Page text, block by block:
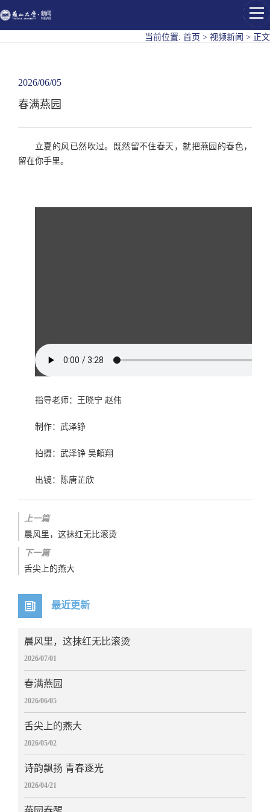
当前位置: 首页 > 视频新闻 > 正文
2026/06/05
春满燕园
立夏的风已然吹过。既然留不住春天，就把燕园的春色，
留在你手里。
指导老师：王晓宁 赵伟
制作：武泽铮
拍摄：武泽铮 吴頔翔
出镜：陈唐芷欣
上一篇
晨风里，这抹红无比滚烫
下一篇
舌尖上的燕大
最近更新
晨风里，这抹红无比滚烫
2026/07/01
春满燕园
2026/06/05
舌尖上的燕大
2026/05/02
诗韵飘扬 青春逐光
2026/04/21